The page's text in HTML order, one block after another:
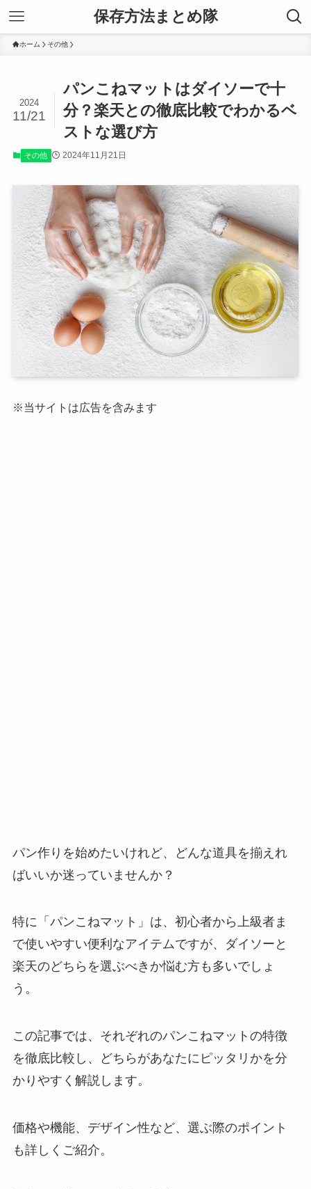
保存方法まとめ隊
ホーム その他
パンこねマットはダイソーで十
分？楽天との徹底比較でわかるベ
ストな選び方
2024
11/21
その他 2024年11月21日
※当サイトは広告を含みます
パン作りを始めたいけれど、どんな道具を揃えれ
ばいいか迷っていませんか？
特に「パンこねマット」は、初心者から上級者ま
で使いやすい便利なアイテムですが、ダイソーと
楽天のどちらを選ぶべきか悩む方も多いでしょ
う。
この記事では、それぞれのパンこねマットの特徴
を徹底比較し、どちらがあなたにピッタリかを分
かりやすく解説します。
価格や機能、デザイン性など、選ぶ際のポイント
も詳しくご紹介。